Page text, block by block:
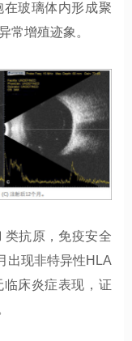
玻璃体内形成聚
常增殖迹象。
抗原，免疫安全
出现非特异性HLA
床炎症表现，证